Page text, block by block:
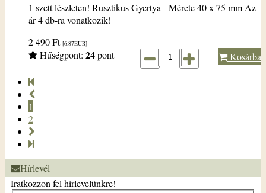
1 szett lészleten! Rusztikus Gyertya Mérete 40 x 75 mm Az
ár 4 db-ra vonatkozik!
2 490Ft [6.87EUR]
Hűségpont: 24pont Kosárba
1
2
Hírlevél
Iratkozzon fel hírlevelünkre!